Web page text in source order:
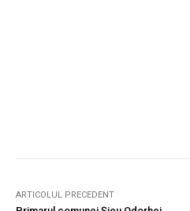
ARTICOLUL PRECEDENT